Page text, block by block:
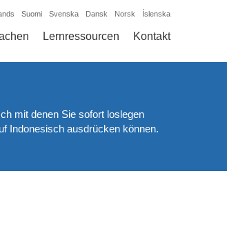
Suomi Svenska Dansk Norsk Íslenska
Lernressourcen Kontakt
mit denen Sie sofort loslegen
Indonesisch ausdrücken können.